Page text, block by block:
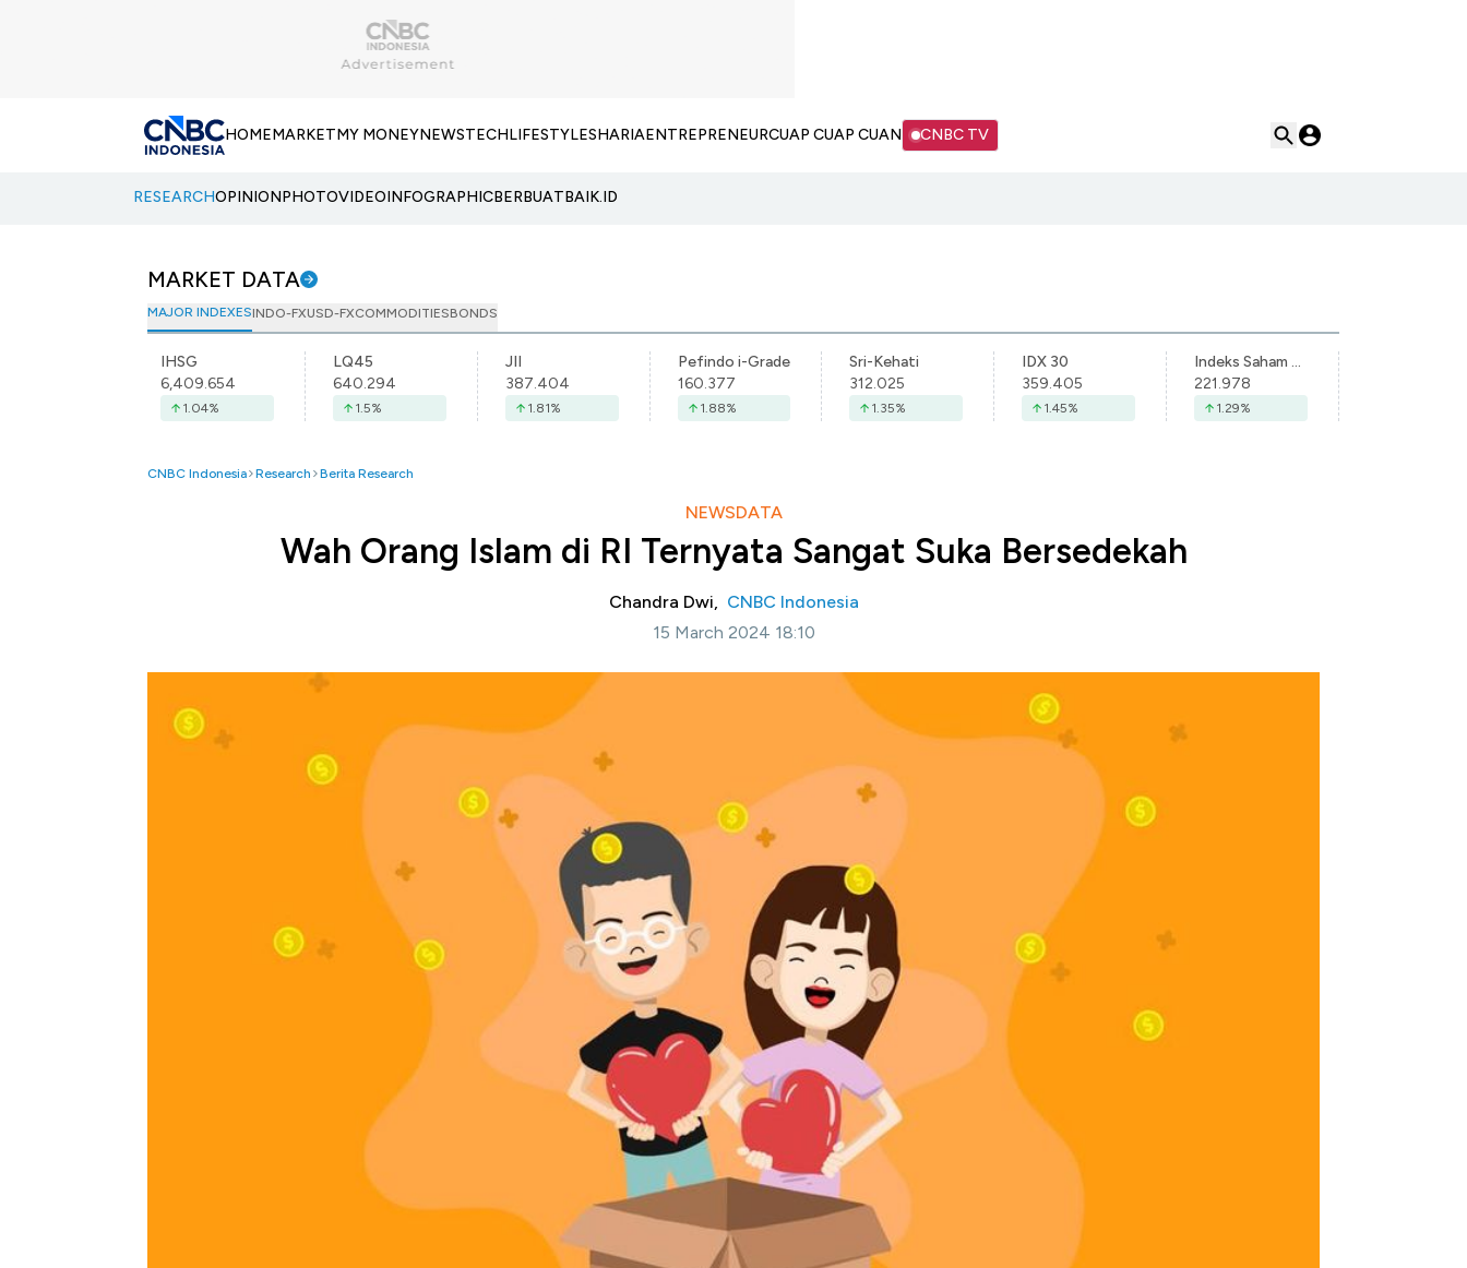
HOMEMARKETMY MONEYNEWSTECHLIFESTYLESHARIAENTREPRENEURCUAP CUAP CUAN CNBC TV
RESEARCHOPINIONPHOTOVIDEOINFOGRAPHICBERBUATBAIK.ID
MARKET DATA
MAJOR INDEXESINDO-FXUSD-FXCOMMODITIESBONDS
IHSG
6,409.654
1.04%
LQ45
640.294
1.5%
JII
387.404
1.81%
Pefindo i-Grade
160.377
1.88%
Sri-Kehati
312.025
1.35%
IDX 30
359.405
1.45%
Indeks Saham Syariah Indonesia
221.978
1.29%
CNBC Indonesia Research Berita Research
NEWSDATA
Wah Orang Islam di RI Ternyata Sangat Suka Bersedekah
Chandra Dwi, CNBC Indonesia
15 March 2024 18:10